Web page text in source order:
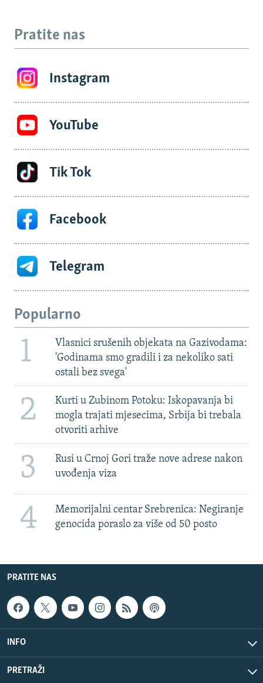
Pratite nas
Instagram
YouTube
Tik Tok
Facebook
Telegram
Popularno
1
Vlasnici srušenih objekata na Gazivodama:
'Godinama smo gradili i za nekoliko sati
ostali bez svega'
2
Kurti u Zubinom Potoku: Iskopavanja bi
mogla trajati mjesecima, Srbija bi trebala
otvoriti arhive
3
Rusi u Crnoj Gori traže nove adrese nakon
uvođenja viza
4
Memorijalni centar Srebrenica: Negiranje
genocida poraslo za više od 50 posto
PRATITE NAS
INFO
PRETRAŽI